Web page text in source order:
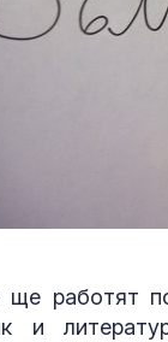
ще работят
и